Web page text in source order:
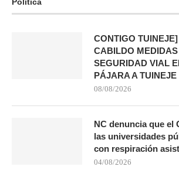
CONTIGO
CABILDO
SEGURIDAD VIAL
PÁJARA A TUINEJE
08/08/2026
NC denuncia que el
las universidades
con respiración
04/08/2026